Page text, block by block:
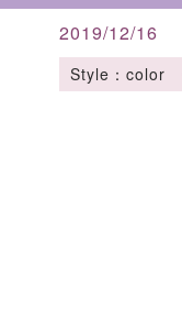
2019/12/16
Style：color